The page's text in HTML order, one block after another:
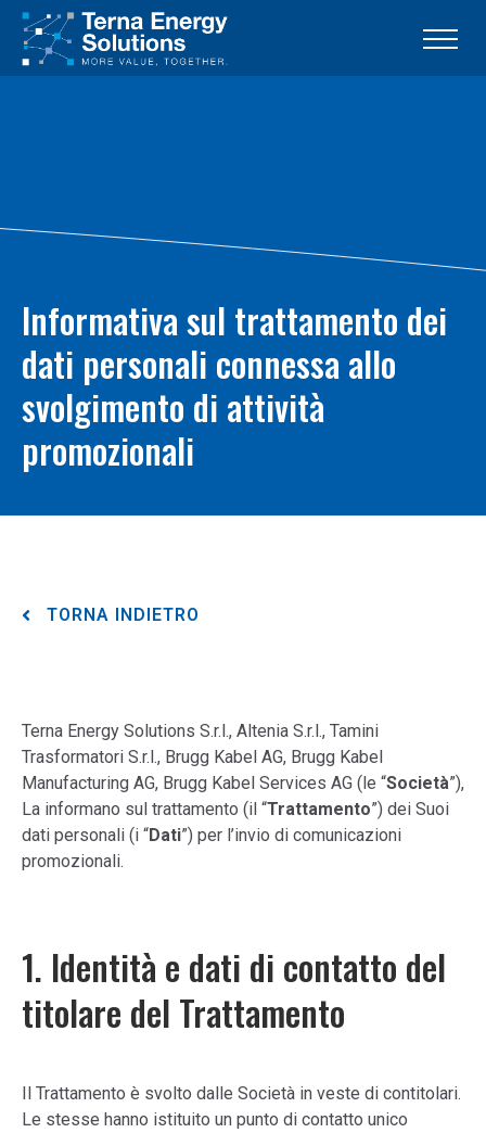
Informativa sul trattamento dei
dati personali connessa allo
svolgimento di attività
promozionali
TORNA INDIETRO
Terna Energy Solutions S.r.l., Altenia S.r.l., Tamini
Trasformatori S.r.l., Brugg Kabel AG, Brugg Kabel
Manufacturing AG, Brugg Kabel Services AG (le “Società”),
La informano sul trattamento (il “Trattamento”) dei Suoi
dati personali (i “Dati”) per l’invio di comunicazioni
promozionali.
1. Identità e dati di contatto del
titolare del Trattamento
Il Trattamento è svolto dalle Società in veste di contitolari.
Le stesse hanno istituito un punto di contatto unico